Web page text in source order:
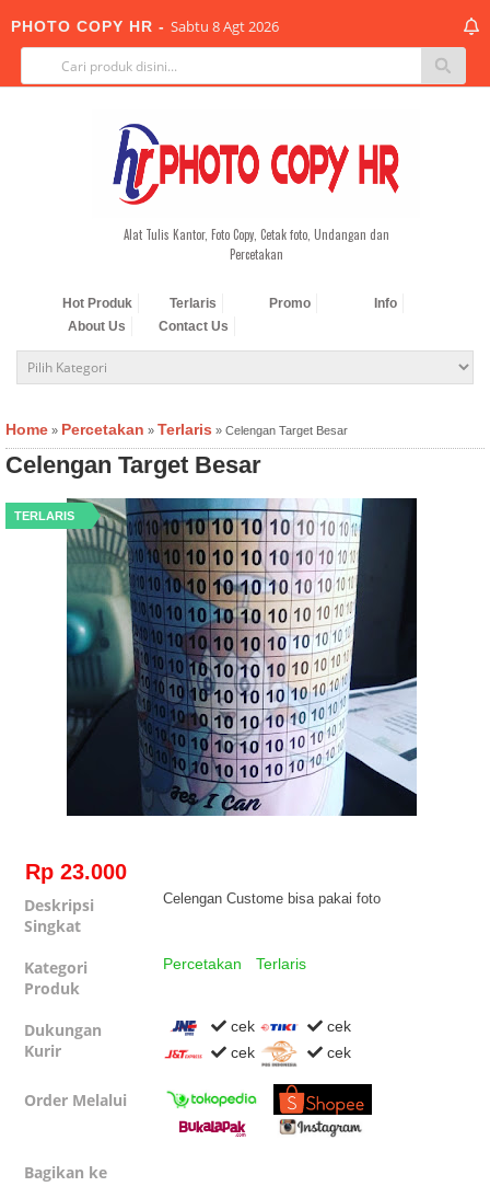
PHOTO COPY HR - Sabtu 8 Agt 2026
Alat Tulis Kantor, Foto Copy, Cetak foto, Undangan dan
Percetakan
Hot Produk Terlaris Promo
Info
About Us
Contact Us
Home » Percetakan » Terlaris » Celengan Target Besar
Celengan Target Besar
TERLARIS
Deskripsi
Singkat
Celengan Custome bisa pakai foto
Kategori
Produk
Percetakan Terlaris
Dukungan
Kurir
cek
cek
cek
cek
Order Melalui
Bagikan ke
Rp 23.000